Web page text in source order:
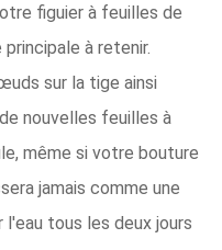
figuier à feuilles de
à retenir.
sur la tige ainsi
nouvelles feuilles à
même si votre bouture
jamais comme une
tous les deux jours